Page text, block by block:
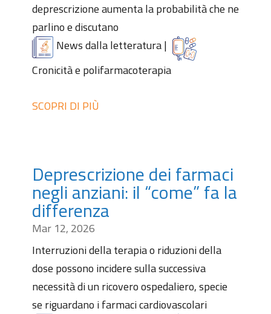
deprescrizione aumenta la probabilità che ne
parlino e discutano
News dalla letteratura|
Cronicità e polifarmacoterapia
SCOPRI DI PIÙ
Deprescrizione dei farmaci
negli anziani: il “come” fa la
differenza
Mar 12, 2026
Interruzioni della terapia o riduzioni della
dose possono incidere sulla successiva
necessità di un ricovero ospedaliero, specie
se riguardano i farmaci cardiovascolari